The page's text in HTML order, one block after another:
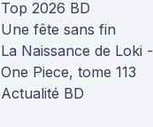
Top 2026 BD
Une fête sans fin
La Naissance de Loki -
One Piece, tome 113
Actualité BD